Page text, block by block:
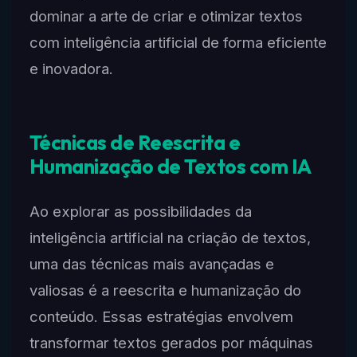
dominar a arte de criar e otimizar textos
com inteligência artificial de forma eficiente
e inovadora.
Técnicas de Reescrita e
Humanização de Textos com IA
Ao explorar as possibilidades da
inteligência artificial na criação de textos,
uma das técnicas mais avançadas e
valiosas é a reescrita e humanização do
conteúdo. Essas estratégias envolvem
transformar textos gerados por máquinas